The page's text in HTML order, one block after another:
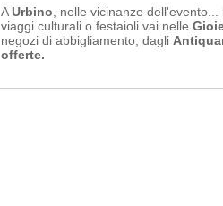
AUrbino , nelle vicinanze dell'evento...
viaggi culturali o festaioli vai nelle
negozi di abbigliamento, dagli
offerte.